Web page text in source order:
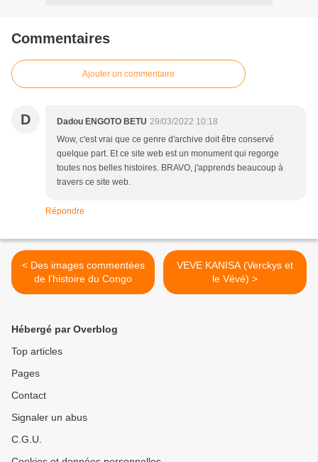
Commentaires
Ajouter un commentaire
D Dadou ENGOTO BETU 29/03/2022 10:18
Wow, c'est vrai que ce genre d'archive doit être conservé
quelque part. Et ce site web est un monument qui regorge
toutes nos belles histoires. BRAVO, j'apprends beaucoup à
travers ce site web.
Répondre
< Des images commentées
de l’histoire du Congo
VEVE KANISA (Verckys et
le Vévé) >
Hébergé par Overblog
Top articles
Pages
Contact
Signaler un abus
C.G.U.